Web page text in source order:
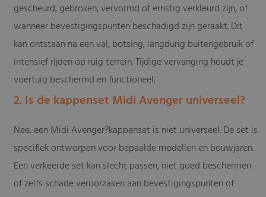
gescheurd, gebroken, vervormd of ernstig verkleurd zijn, of
wanneer bevestigingspunten beschadigd zijn geraakt. Dit
kan ontstaan na een val, botsing, langdurig buitengebruik of
intensief rijden op ruig terrein. Tijdige vervanging houdt je
voertuig beschermd en functioneel.
2. Is de kappenset Midi Avenger universeel?
Nee, een Midi Avenger?kappenset is niet universeel. De set is
specifiek ontworpen voor bepaalde modellen en bouwjaren.
Een verkeerde set kan slecht passen, niet goed beschermen
of zelfs schade veroorzaken aan bevestigingspunten of